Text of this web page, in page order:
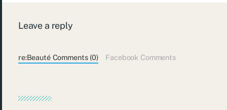
Leave a reply
re:Beauté Comments (0) Facebook Comments